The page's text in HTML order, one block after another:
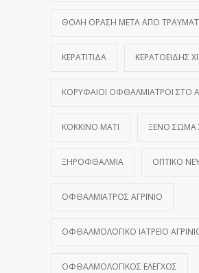
ΘΟΛΉ ΌΡΑΣΗ ΜΕΤΆ ΑΠΌ
ΚΕΡΑΤΊΤΙΔΑ ΚΕΡΑΤΟΕΙΔΉΣ
ΚΟΡΥΦΑΊΟΙ ΟΦΘΑΛΜΊΑΤΡΟΙ ΣΤΟ
ΚΌΚΚΙΝΟ ΜΆΤΙ ΞΈΝΟ ΣΏΜΑ
ΞΗΡΟΦΘΑΛΜΊΑ ΟΠΤΙΚΌ
ΟΦΘΑΛΜΊΑΤΡΟΣ ΑΓΡΊΝΙΟ
ΟΦΘΑΛΜΟΛΟΓΙΚΌ ΙΑΤΡΕΊΟ
ΟΦΘΑΛΜΟΛΟΓΙΚΌΣ ΈΛΕΓΧΟΣ